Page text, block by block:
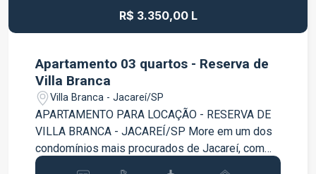
R$ 3.350,00 L
Apartamento 03 quartos - Reserva de
Villa Branca
Villa Branca - Jacareí/SP
APARTAMENTO PARA LOCAÇÃO - RESERVA DE
VILLA BRANCA - JACAREÍ/SP More em um dos
condomínios mais procurados de Jacareí, com
conforto, praticidade e excelente localização!